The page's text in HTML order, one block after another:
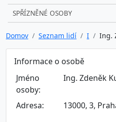
SPŘÍZNĚNÉ OSOBY
Domov Seznam lidí I Ing.
Informace o osobě
Jméno
osoby:
Ing. Zdeněk
Adresa: 13000, 3,